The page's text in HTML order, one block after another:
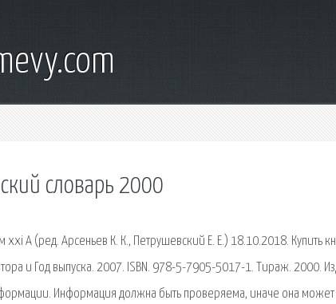
словарь 2000
xxi А (ред. Арсеньев К. К., Петрушевский Е. Е.) 18.10.2018. Купить
и Год выпуска. 2007. ISBN. 978-5-7905-5017-1. Тираж. 2000.
Информация должна быть проверяема, иначе она может